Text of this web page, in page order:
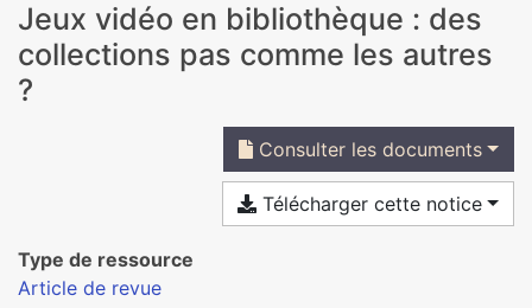
Jeux vidéo en bibliothèque : des
collections pas comme les autres
?
Consulter les documents
Télécharger cette notice
Type de ressource
Article de revue